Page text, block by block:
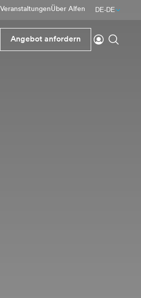
VeranstaltungenÜber Alfen DE-DE
Angebot anfordern
einloggen